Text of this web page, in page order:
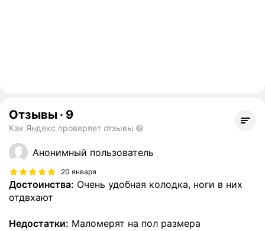
Отзывы · 9
Как Яндекс проверяет отзывы
Анонимный пользователь
20 января
Достоинства: Очень удобная колодка, ноги в них
отдвхают
Недостатки: Маломерят на пол размера